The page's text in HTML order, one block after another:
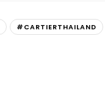
#CARTIERTHAILAND